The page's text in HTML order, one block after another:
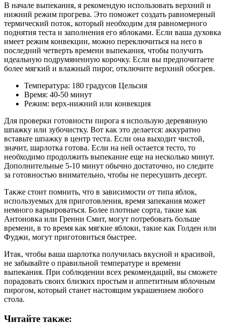
В начале выпекания, я рекомендую использовать верхний и
нижний режим прогрева. Это поможет создать равномерный
термический поток, который необходим для равномерного
поднятия теста и заполнения его яблоками. Если ваша духовка
имеет режим конвекции, можно переключиться на него в
последний четверть времени выпекания, чтобы получить
идеальную подрумяненную корочку. Если вы предпочитаете
более мягкий и влажный пирог, отключите верхний обогрев.
Температура: 180 градусов Цельсия
Время: 40-50 минут
Режим: верх-нижний или конвекция
Для проверки готовности пирога я использую деревянную
шпажку или зубочистку. Вот как это делается: аккуратно
вставьте шпажку в центр теста. Если она выходит чистой,
значит, шарлотка готова. Если на ней остается тесто, то
необходимо продолжить выпекание еще на несколько минут.
Дополнительные 5-10 минут обычно достаточно, но следите
за готовностью внимательно, чтобы не пересушить десерт.
Также стоит помнить, что в зависимости от типа яблок,
используемых для приготовления, время запекания может
немного варьироваться. Более плотные сорта, такие как
Антоновка или Гренни Смит, могут потребовать больше
времени, в то время как мягкие яблоки, такие как Голден или
Фуджи, могут приготовиться быстрее.
Итак, чтобы ваша шарлотка получилась вкусной и красивой,
не забывайте о правильной температуре и времени
выпекания. При соблюдении всех рекомендаций, вы сможете
порадовать своих близких простым и аппетитным яблочным
пирогом, который станет настоящим украшением любого
стола.
Читайте также: